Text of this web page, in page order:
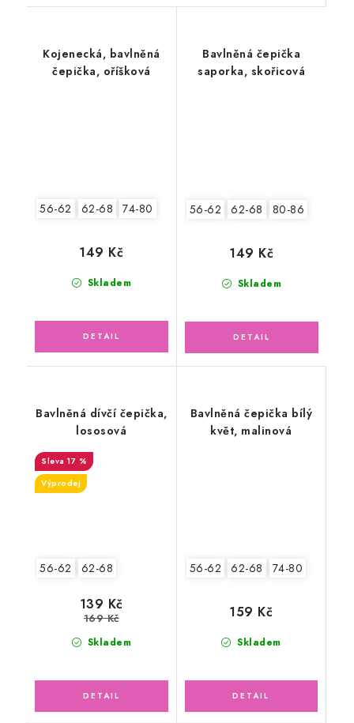
Kojenecká, bavlněná
čepička, oříšková
56-62 62-68 74-80
Skladem
149 Kč
Bavlněná čepička
saporka, skořicová
56-62 62-68 80-86
Skladem
149 Kč
Bavlněná dívčí čepička,
lososová
17 %
Výprodej
56-62 62-68
Skladem
139 Kč
169 Kč
Bavlněná čepička bílý
květ, malinová
56-62 62-68 74-80
Skladem
159 Kč